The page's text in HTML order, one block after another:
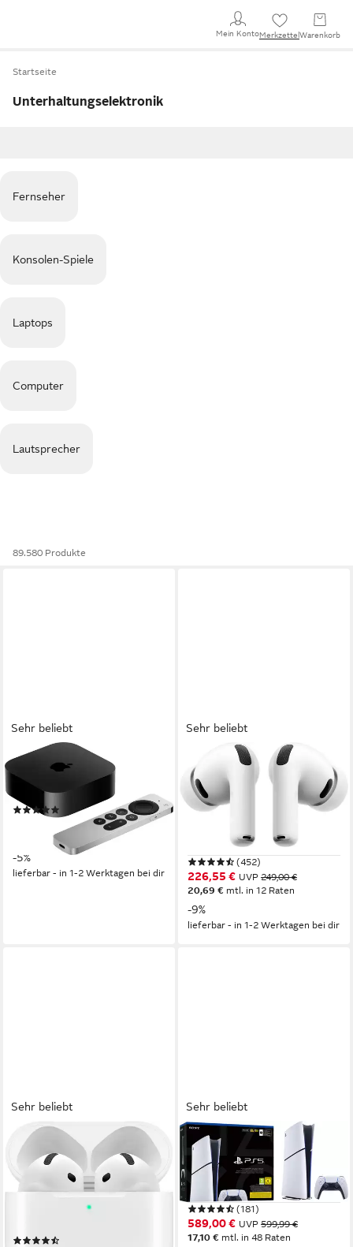
Mein KontoMerkzettel Warenkorb
Startseite
Unterhaltungselektronik
Fernseher
Konsolen-Spiele
Laptops
Computer
Lautsprecher
89.580 Produkte
Sehr beliebt
APPLE
Streaming-Box TV 4K Wi‑Fi +
Ethernet 128GB (3rd Gen)
(202)
UVP 299,00 €
mtl. in 24 Raten
-5%
lieferbar - in 1-2 Werktagen bei dir
Sehr beliebt
AirPods Pro 3 wireless In-
Ear-Kopfhörer
Bluetooth
(452)
226,55 € UVP 249,00 €
20,69 € mtl. in 12 Raten
-9%
lieferbar - in 1-2 Werktagen bei dir
Sehr beliebt
APPLE
AirPods 4 wireless In-Ear-
max. Laufzeit
Sehr beliebt
PLAYSTATION 5
Digital Edition (Slim)
1
Controller
Full HD, 4K Videoformat
(181)
589,00 € UVP 599,99 €
17,10 € mtl. in 48 Raten